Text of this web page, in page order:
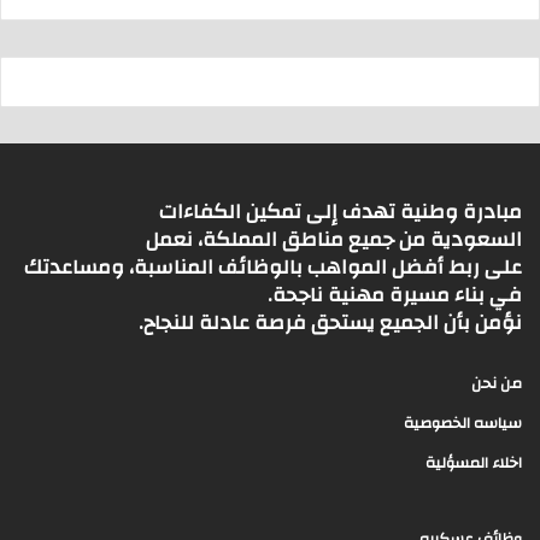
مبادرة وطنية تهدف إلى تمكين الكفاءات
السعودية من جميع مناطق المملكة، نعمل
على ربط أفضل المواهب بالوظائف المناسبة، ومساعدتك
في بناء مسيرة مهنية ناجحة.
نؤمن بأن الجميع يستحق فرصة عادلة للنجاح.
من نحن
سياسه الخصوصية
اخلاء المسؤلية